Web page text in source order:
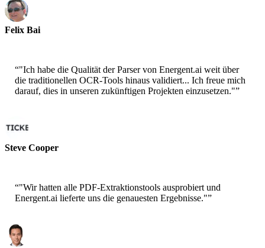
Felix Bai
“"Ich habe die Qualität der Parser von Energent.ai weit über
die traditionellen OCR-Tools hinaus validiert... Ich freue mich
darauf, dies in unseren zukünftigen Projekten einzusetzen."”
Steve Cooper
“"Wir hatten alle PDF-Extraktionstools ausprobiert und
Energent.ai lieferte uns die genauesten Ergebnisse."”